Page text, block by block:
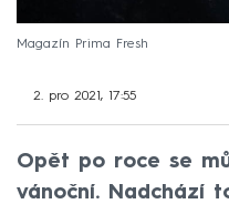
Magazín Prima Fresh
2. pro 2021, 17:55
Opět po roce se
vánoční. Nadchází